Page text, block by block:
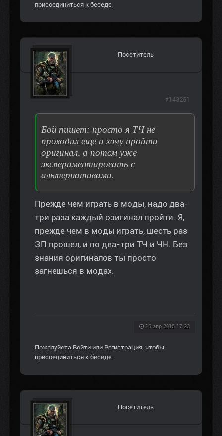
присоединиться к беседе.
Посетитель
Бой пишет: просто я ТЧ не
проходил еще и хочу пройти
оригинал, а потом уже
экспериментировать с
альтернативами.
Прежде чем играть в моды, надо два-
три раза каждый оригинал пройти. Я,
прежде чем в моды играть, шесть раз
ЗП прошел, и по два-три ТЧ и ЧН. Без
знания оригиналов ты просто
загнешься в модах.
16 апр 2015 17:23
#143251
Пожалуйста Войти или Регистрация , чтобы
присоединиться к беседе.
Посетитель